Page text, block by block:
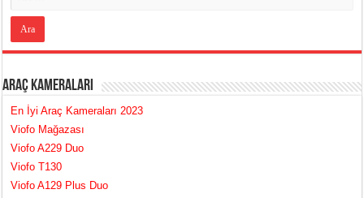
Araç Kameraları
En İyi Araç Kameraları 2023
Viofo Mağazası
Viofo A229 Duo
Viofo T130
Viofo A129 Plus Duo